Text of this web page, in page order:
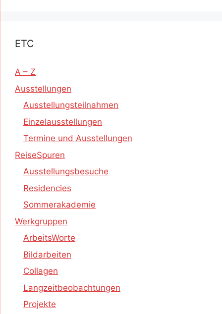
ETC
A – Z
Ausstellungen
Ausstellungsteilnahmen
Einzelausstellungen
Termine und Ausstellungen
ReiseSpuren
Ausstellungsbesuche
Residencies
Sommerakademie
Werkgruppen
ArbeitsWorte
Bildarbeiten
Collagen
Langzeitbeobachtungen
Projekte